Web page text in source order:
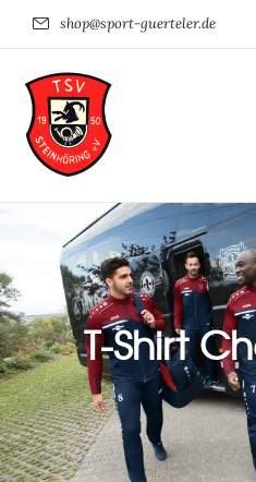
shop@sport-guerteler.de
T-Shirt